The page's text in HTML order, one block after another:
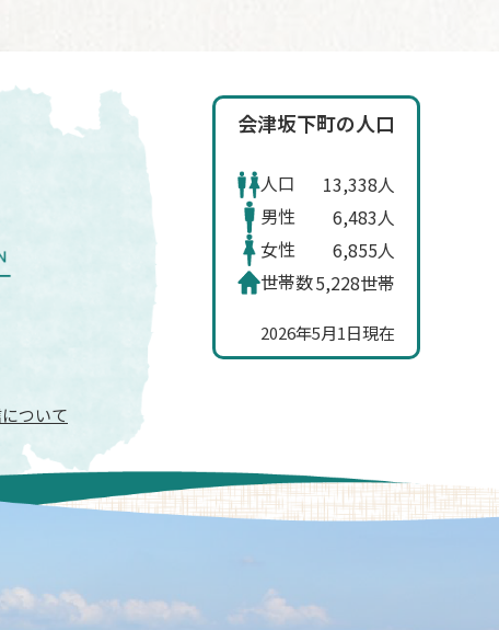
ついて
会津坂下町の人口
人口
13,338人
男性
6,483人
女性
6,855人
世帯数5,228世帯
2026年5月1日現在